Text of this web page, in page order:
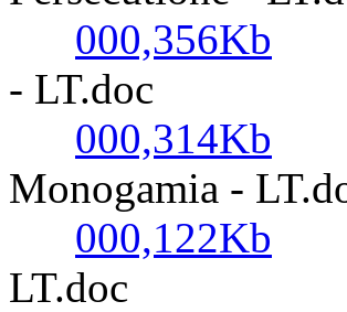
000,356Kb
- LT.doc
000,314Kb
Monogamia -
000,122Kb
LT.doc